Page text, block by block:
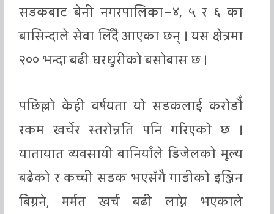
सडकबाट बेनी नगरपालिका–४, ५ र ६ का
बासिन्दाले सेवा लिँदै आएका छन् । यस क्षेत्रमा
२०० भन्दा बढी घरधुरीको बसोबास छ ।
पछिल्लो केही वर्षयता यो सडकलाई करोडौँ
रकम खर्चेर स्तरोन्नति पनि गरिएको छ ।
यातायात व्यवसायी बानियाँले डिजेलको मूल्य
बढेको र कच्ची सडक भएसँगै गाडीको इञ्जिन
बिग्रने, मर्मत खर्च बढी लाग्ने भएकाले